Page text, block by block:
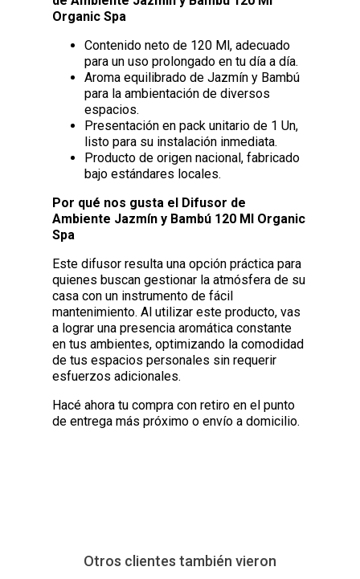
Organic Spa
Contenido neto de 120 Ml, adecuado
para un uso prolongado en tu día a día.
Aroma equilibrado de Jazmín y Bambú
para la ambientación de diversos
espacios.
Presentación en pack unitario de 1 Un,
listo para su instalación inmediata.
Producto de origen nacional, fabricado
bajo estándares locales.
Por qué nos gusta el Difusor de
Ambiente Jazmín y Bambú 120 Ml Organic
Spa
Este difusor resulta una opción práctica para
quienes buscan gestionar la atmósfera de su
casa con un instrumento de fácil
mantenimiento. Al utilizar este producto, vas
a lograr una presencia aromática constante
en tus ambientes, optimizando la comodidad
de tus espacios personales sin requerir
esfuerzos adicionales.
Hacé ahora tu compra con retiro en el punto
de entrega más próximo o envío a domicilio.
Otros clientes también vieron